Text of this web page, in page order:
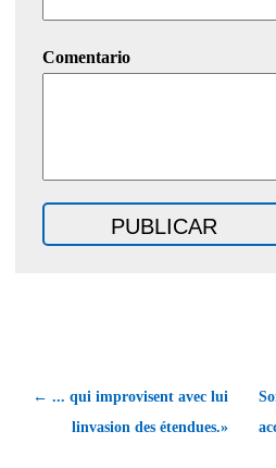
Comentario
← ... qui improvisent avec lui
linvasion des étendues.»